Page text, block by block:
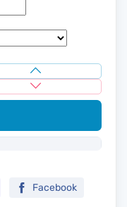
Facebook